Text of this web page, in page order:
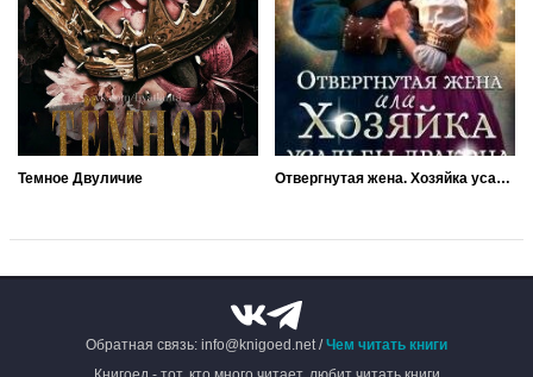
Темное Двуличие Отвергнутая жена. Хозяйка усадьбы дракона
Обратная связь: info@knigoed.net /Чем читать книги